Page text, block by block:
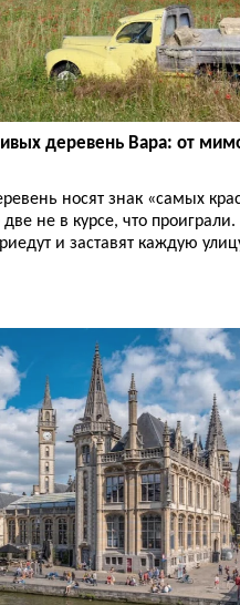
деревень Вара: от
носят знак «самых
не в курсе, что
и заставят каждую